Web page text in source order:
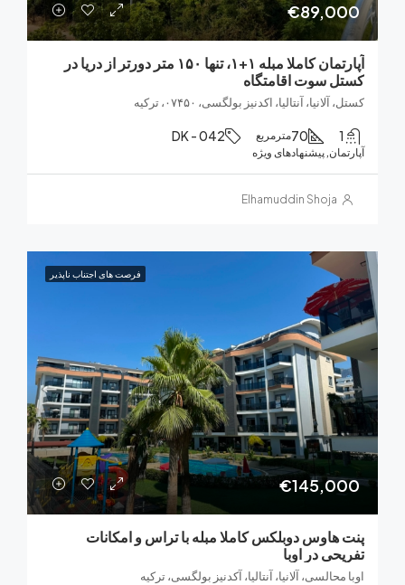
آپارتمان کاملا مبله ۱+۱، تنها ۱۵۰ متر دورتر از دریا در
سوت اقامتگاه
آنتالیا، اکدنیز بولگسی، ۰۷۴۵۰، ترکیه
70مترمربع DK - 042
پیشنهادهای ویژه
Elhamuddin Shoja
فرصت های اجتناب ناپذیر
دوبلکس کاملا مبله با تراس و امکانات
در اوبا
آلانیا، آنتالیا، آکدنیز بولگسی، ترکیه